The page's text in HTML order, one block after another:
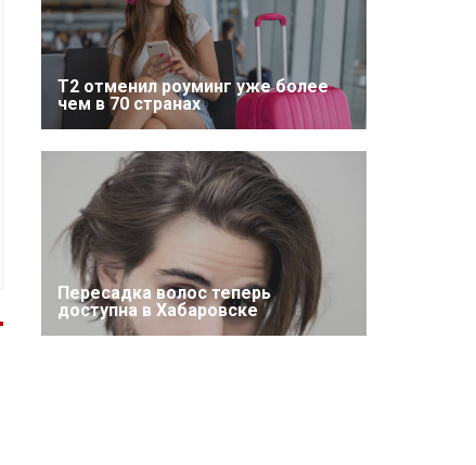
Т2 отменил роуминг уже более
чем в 70 странах
Пересадка волос теперь
доступна в Хабаровске